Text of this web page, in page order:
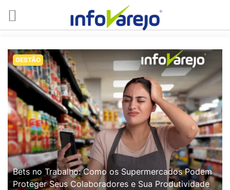
GESTÃO
Bets no Trabalho: Como os Supermercados Podem
Proteger Seus Colaboradores e Sua Produtividade